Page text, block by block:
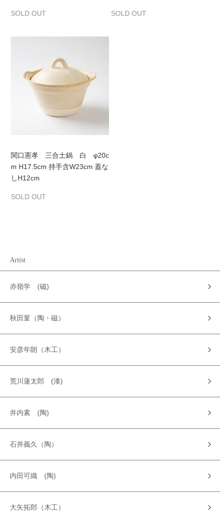
SOLD OUT SOLD OUT
関口憲孝 三合土鍋 白 φ20c
m H17.5cm 持手含W23cm 蓋な
しH12cm
SOLD OUT
Artist
赤嶺学 (磁)
秋田菫（陶・磁）
安彦年朗（木工）
荒川蓮太郎 (漆)
井内素 (陶)
石井義久（陶）
内田可織 (陶)
大矢拓郎（木工）